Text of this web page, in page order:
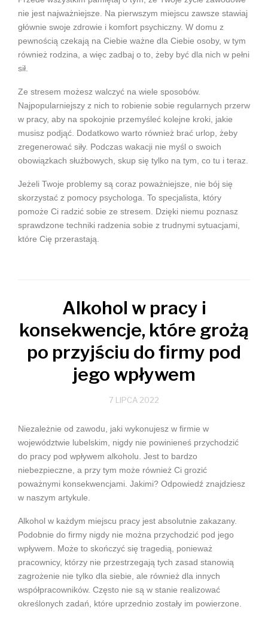
nie jest najważniejsze. Na pierwszym miejscu zawsze stawiaj
głównie swoje zdrowie i komfort psychiczny. W domu z
pewnością czekają na Ciebie ważne dla Ciebie osoby, w tym
również rodzina, a więc zadbaj o to, żeby być dla nich w pełni
sił.
Ze stresem możesz walczyć na wiele sposobów.
Najpopularniejszy z nich to robienie sobie regularnych przerw
w pracy, aby na spokojnie przemyśleć kolejne kroki, jakie
musisz podjąć. Dodatkowo warto również brać urlop, żeby
zregenerować siły. Podczas wakacji nie myśl o swoich
obowiązkach służbowych, skup się tylko na tym, co tu i teraz.
Jeżeli Twoje problemy są coraz poważniejsze, nie bój się
skorzystać z pomocy psychologa. To specjalista, który
pomoże Ci radzić sobie ze stresem. Dzięki niemu poznasz
sprawdzone techniki radzenia sobie z trudnymi sytuacjami,
które Cię przerastają.
Alkohol w pracy i
konsekwencje, które grożą
po przyjściu do firmy pod
jego wpływem
7 LIPCA 2022
Niezależnie od zawodu, jaki wykonujesz w firmie w
województwie lubelskim, nigdy nie powinieneś przychodzić
do pracy pod wpływem alkoholu. Jest to bardzo
niebezpieczne, a przy tym może również Ci grozić
poważnymi konsekwencjami. Jakimi? Odpowiedź znajdziesz
w naszym artykule.
Alkohol w każdym miejscu pracy jest absolutnie zakazany.
Podobnie do firmy nigdy nie można przychodzić pod jego
wpływem. Może to skończyć się tragedią, ponieważ
pracownicy, którzy nie przestrzegają tych zasad stanowią
zagrożenie nie tylko dla siebie, ale również dla innych
współpracowników. Często nie są w stanie realizować
określonych zadań, które uprzednio zostały im powierzone.